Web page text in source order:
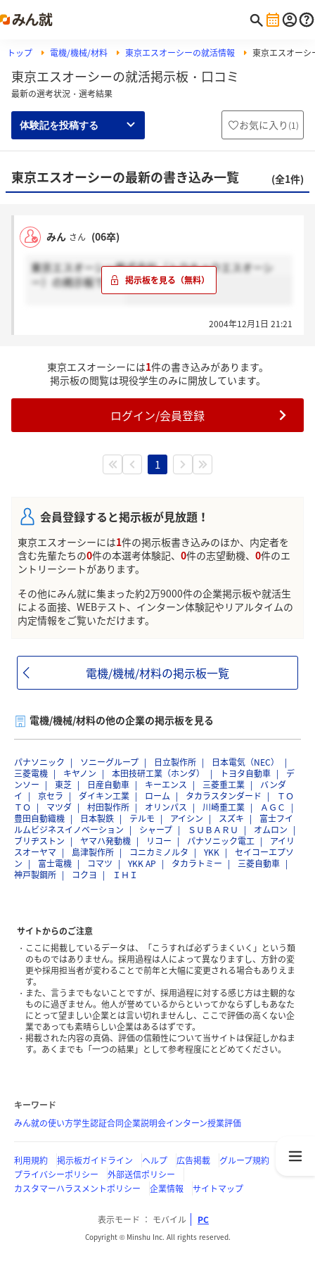
トップ 電機/機械/材料 東京エスオーシーの就活情報 東京エスオーシ
東京エスオーシーの就活掲示板・口コミ
最新の選考状況・選考結果
体験記を投稿する お気に入り (1)
東京エスオーシーの最新の書き込み一覧 (全1件)
みん さん (06卒)
東京エスオーシー株式会社（トウキョウエスオーシ
ー）の掲示板です。
2004年12月1日 21:21
東京エスオーシーには1件の書き込みがあります。
掲示板の閲覧は現役学生のみに開放しています。
ログイン/会員登録
1
会員登録すると掲示板が見放題！
東京エスオーシーには1件の掲示板書き込みのほか、内定者を
含む先輩たちの0件の本選考体験記、 0件の志望動機、 0件のエ
ントリーシートがあります。
その他にみん就に集まった約2万9000件の企業掲示板や就活生
による面接、WEBテスト、インターン体験記やリアルタイムの
内定情報をご覧いただけます。
電機/機械/材料の掲示板一覧
電機/機械/材料の他の企業の掲示板を見る
パナソニック ソニーグループ 日立製作所
日本電気（NEC）
三菱電機
キヤノン 本田技研工業（ホンダ） トヨタ自動車
デ
ンソー
東芝 日産自動車 キーエンス 三菱重工業
バンダ
イ
京セラ ダイキン工業 ローム タカラスタンダード
ＴＯ
ＴＯ
マツダ 村田製作所 オリンパス 川崎重工業
ＡＧＣ
豊田自動織機
日本製鉄 テルモ アイシン スズキ
富士フイ
ルムビジネスイノベーション
シャープ ＳＵＢＡＲＵ
オムロン
ブリヂストン
ヤマハ発動機 リコー パナソニック電工
アイリ
スオーヤマ
島津製作所 コニカミノルタ YKK
セイコーエプソ
ン
富士電機 コマツ YKK AP タカラトミー
三菱自動車
神戸製鋼所
コクヨ ＩＨＩ
サイトからのご注意
ここに掲載しているデータは、「こうすれば必ずうまくいく」という類
のものではありません。採用過程は人によって異なりますし、方針の変
更や採用担当者が変わることで前年と大幅に変更される場合もありえま
す。
また、言うまでもないことですが、採用過程に対する感じ方は主観的な
ものに過ぎません。他人が誉めているからといってかならずしもあなた
にとって望ましい企業とは言い切れませんし、ここで評価の高くない企
業であっても素晴らしい企業はあるはずです。
掲載された内容の真偽、評価の信頼性について当サイトは保証しかねま
す。あくまでも「一つの結果」として参考程度にとどめてください。
キーワード
みん就の使い方学生認証合同企業説明会インターン授業評価
利用規約 掲示板ガイドライン ヘルプ 広告掲載
グループ規約
プライバシーポリシー
外部送信ポリシー
カスタマーハラスメントポリシー
企業情報 サイトマップ
表示モード モバイル PC
Copyright © Minshu Inc. All rights reserved.